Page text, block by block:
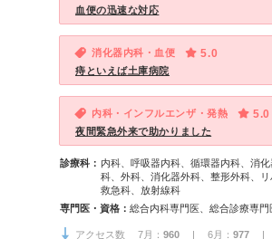
血便の迅速な対応
消化器内科・血便 5.0
痔といえば土庫病院
内科・インフルエンザ・発熱 5.0
夜間緊急外来で助かりました
診療科： 内科、呼吸器内科、循環器内科、消
科、外科、消化器外科、整形外科、
救急科、放射線科
専門医・資格：
アクセス数 7月： 960 | 6月： 977 |